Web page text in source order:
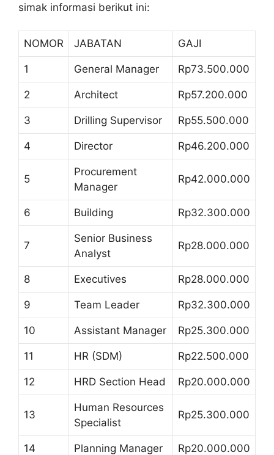
simak informasi berikut ini:
NOMOR JABATAN GAJI
1 General Manager Rp73.500.000
2 Architect Rp57.200.000
3 Drilling Supervisor Rp55.500.000
4 Director Rp46.200.000
5
Procurement
Manager
Rp42.000.000
6 Building Rp32.300.000
7
Senior Business
Analyst
Rp28.000.000
8 Executives Rp28.000.000
9 Team Leader Rp32.300.000
10 Assistant Manager Rp25.300.000
11 HR (SDM) Rp22.500.000
12 HRD Section Head Rp20.000.000
13
Human Resources
Specialist
Rp25.300.000
14 Planning Manager Rp20.000.000